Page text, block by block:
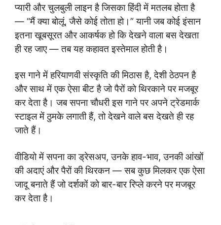
प्यारी और चुलबुली लाइन है जिसका हिंदी में मतलब होता है
— “मैं क्या बोलूं, जैसे कोई तोता हो।” यानी जब कोई इंसान
इतना खूबसूरत और आकर्षक हो कि देखने वाला बस देखता
ही रह जाए — तब यह कहावत इस्तेमाल होती है।
इस गाने में हरियाणवी संस्कृति की मिठास है, देशी ठेठपन है
और साथ में एक ऐसा बीट है जो पैरों को थिरकाने पर मजबूर
कर देता है। जब सपना चौधरी इस गाने पर अपने ट्रेडमार्क
स्टाइल में ठुमके लगाती हैं, तो देखने वाले बस देखते ही रह
जाते हैं।
वीडियो में सपना का ड्रेसअप, उनके हाव-भाव, उनकी आंखों
की अदाएं और पैरों की थिरकन — सब कुछ मिलकर एक ऐसा
जादू बनाते हैं जो दर्शकों को बार-बार रिप्ले करने पर मजबूर
कर देता है।